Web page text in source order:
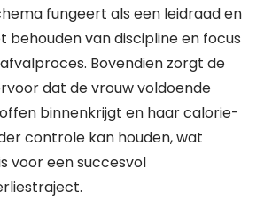
fungeert als een leidraad en
behouden van discipline en focus
Bovendien zorgt de
dat de vrouw voldoende
binnenkrijgt en haar calorie-
controle kan houden, wat
voor een succesvol